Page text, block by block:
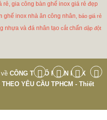
rẻ, gia công bàn ghế inox giá rẻ đẹp
ghế inox nhà ăn công nhân báo giá rẻ
nhựa và đá nhân tạo cắt chấn dập đột
CÔNG TY CỔ PHẦN INOX
YÊU CẦU TPHCM - Thiết